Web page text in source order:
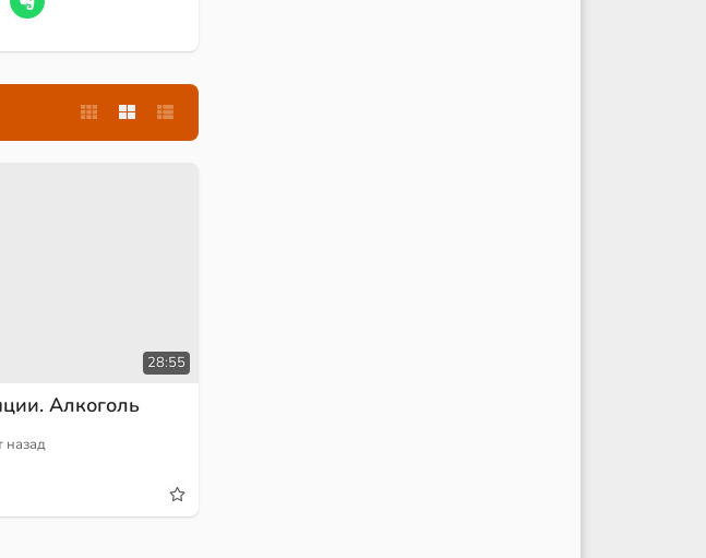
28:55
Алкоголь
назад